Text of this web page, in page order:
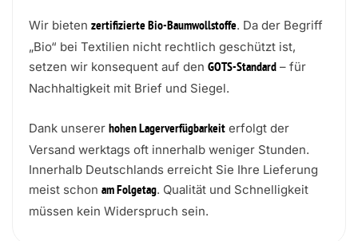
Wir bieten zertifizierte Bio-Baumwollstoffe. Da der Begriff
„Bio“ bei Textilien nicht rechtlich geschützt ist,
setzen wir konsequent auf den GOTS-Standard – für
Nachhaltigkeit mit Brief und Siegel.
Dank unserer hohen Lagerverfügbarkeit erfolgt der
Versand werktags oft innerhalb weniger Stunden.
Innerhalb Deutschlands erreicht Sie Ihre Lieferung
meist schon am Folgetag. Qualität und Schnelligkeit
müssen kein Widerspruch sein.